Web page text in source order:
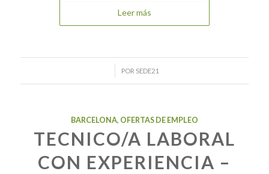
Leer más
POR SEDE21
BARCELONA, OFERTAS DE EMPLEO
TECNICO/A LABORAL
CON EXPERIENCIA –